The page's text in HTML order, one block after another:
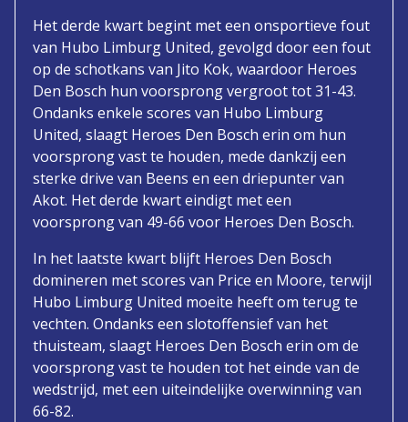
Het derde kwart begint met een onsportieve fout
van Hubo Limburg United, gevolgd door een fout
op de schotkans van Jito Kok, waardoor Heroes
Den Bosch hun voorsprong vergroot tot 31-43.
Ondanks enkele scores van Hubo Limburg
United, slaagt Heroes Den Bosch erin om hun
voorsprong vast te houden, mede dankzij een
sterke drive van Beens en een driepunter van
Akot. Het derde kwart eindigt met een
voorsprong van 49-66 voor Heroes Den Bosch.
In het laatste kwart blijft Heroes Den Bosch
domineren met scores van Price en Moore, terwijl
Hubo Limburg United moeite heeft om terug te
vechten. Ondanks een slotoffensief van het
thuisteam, slaagt Heroes Den Bosch erin om de
voorsprong vast te houden tot het einde van de
wedstrijd, met een uiteindelijke overwinning van
66-82.